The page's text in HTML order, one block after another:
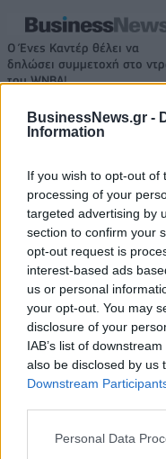
BusinessNews.gr -
Information
If you wish to opt-out of
processing of your
targeted advertising by
section to confirm your
opt-out request is
interest-based ads
us or personal
your opt-out. You may
disclosure of your
IAB’s list of
also be disclosed by us
Downstream
Personal Data
Ο Ένες Καντέρ θέλει να
δηλώσει συμμετοχή στο
του WNBA!
Β.Σ. Καρούλιας: Τζίρος
νέα στοιχήματα σε low &
Deloitte Ελλάδος:
Χρηματοοικονομικός
σύμβουλος της ΔΕΗ για την
είσοδο στην πολωνική
ενέργειας
Πρόεδρος ο Γαληνός